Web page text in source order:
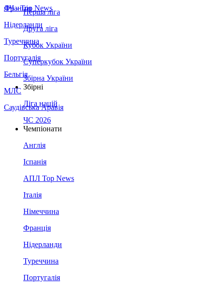
Франція
Нідерланди
Туреччина
Португалія
Бельгія
МЛС
Саудівська Аравія
ЛЧ - Top News
Перша ліга
Друга ліга
Кубок України
Суперкубок України
Збірна України
Збірні
Ліга націй
ЧС 2026
Чемпіонати
Англія
Іспанія
АПЛ Top News
Італія
Німеччина
Франція
Нідерланди
Туреччина
Португалія